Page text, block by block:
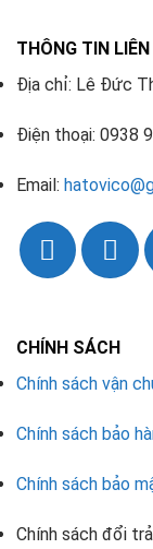
THÔNG TIN LIÊN
Địa chỉ: Lê Đức
Điện thoại: 0938
Email:
CHÍNH SÁCH
Chính sách vận
Chính sách bảo
Chính sách bảo
Chính sách đổi